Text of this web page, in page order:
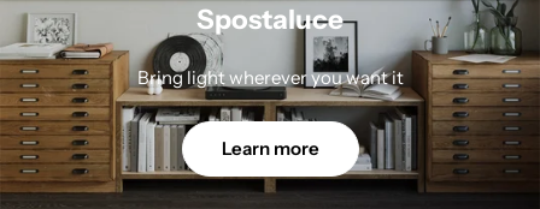
Spostaluce
Bring light wherever you want it
Learn more